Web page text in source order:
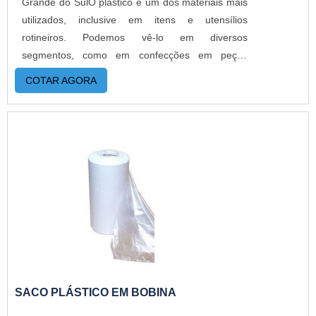
utilizados, inclusive em itens e utensílios
rotineiros. Podemos vê-lo em diversos
segmentos, como em confecções em peças
ornamentais, componentes eletrônicos,
laboratórios, gráficas e em papelarias, com
destaque para os envelopes em PVC. Esse
documentos, arquivos e impressos, com facilidade
para abrir e fechar, graças à presença da
abotoadura. O PRODUTO OFERECE DIVERSAS
VANTAGENSO envelope PVC também apresenta
as vantagens do próprio termoplástico de alto
desempenho, que inclui extrema resistência e
durabilidade, responsável por garantir a proteção
da peça contra choques mecânicos, intempéries e
COTAR AGORA
SACO PLÁSTICO EM BOBINA